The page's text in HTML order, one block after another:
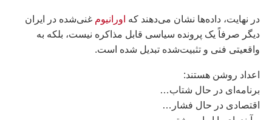
در نهایت، داده‌ها نشان می‌دهند که اورانیوم غنی‌شده در ایران
دیگر صرفاً یک پرونده سیاسی قابل مذاکره نیست، بلکه به
واقعیتی فنی و تثبیت‌شده تبدیل شده است.
اعداد روشن هستند:
برنامه‌ای در حال شتاب…
اقتصادی در حال فشار…